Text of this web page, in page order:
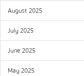
August 2025
July 2025
June 2025
May 2025